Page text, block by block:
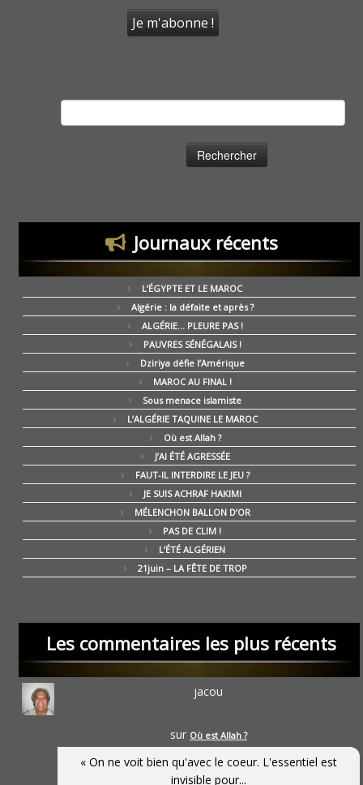
Journaux récents
L’ÉGYPTE ET LE MAROC
Algérie : la défaite et après ?
ALGÉRIE… PLEURE PAS !
PAUVRES SÉNÉGALAIS !
Dziriya défie l’Amérique
MAROC AU FINAL !
Sous menace islamiste
L’ALGÉRIE TAQUINE LE MAROC
Où est Allah ?
J’AI ÉTÉ AGRESSÉE
FAUT-IL INTERDIRE LE JEU ?
JE SUIS ACHRAF HAKIMI
MÉLENCHON BALLON D’OR
PAS DE CLIM !
L’ÉTÉ ALGÉRIEN
21juin – LA FÊTE DE TROP
Les commentaires les plus récents
jacou
sur Où est Allah ?
« On ne voit bien qu'avec le coeur. L'essentiel est
invisible pour...